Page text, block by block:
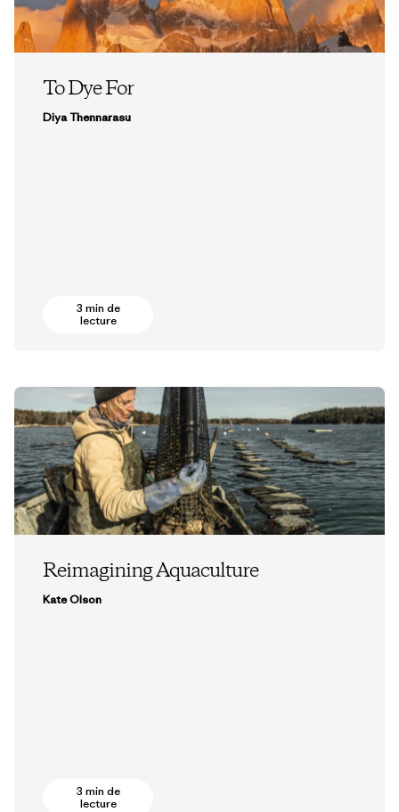
To Dye For
Diya Thennarasu
3 min de
lecture
Reimagining Aquaculture
Kate Olson
3 min de
lecture